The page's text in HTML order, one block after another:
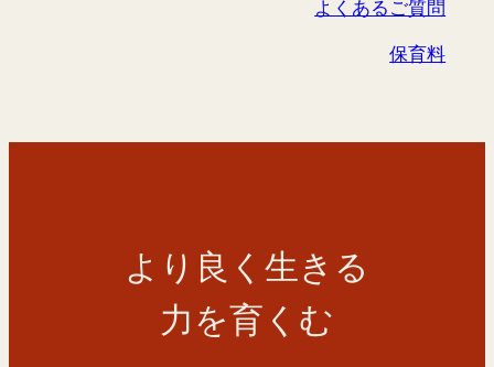
よくあるご質問
保育料
より良く生きる
力を育くむ